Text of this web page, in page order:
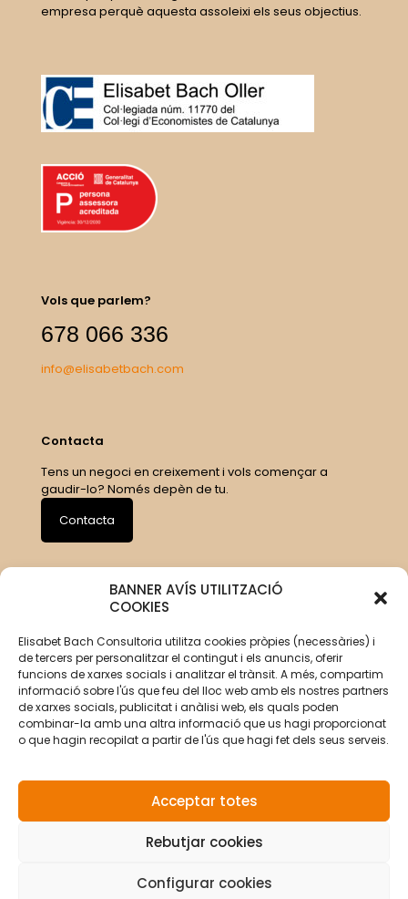
BANNER AVÍS UTILITZACIÓ
COOKIES
Elisabet Bach Consultoria utilitza cookies pròpies (necessàries) i
de tercers per personalitzar el contingut i els anuncis, oferir
funcions de xarxes socials i analitzar el trànsit. A més, compartim
informació sobre l'ús que feu del lloc web amb els nostres partners
de xarxes socials, publicitat i anàlisi web, els quals poden
combinar-la amb una altra informació que us hagi proporcionat
o que hagin recopilat a partir de l'ús que hagi fet dels seus serveis.
Acceptar totes
Rebutjar cookies
Configurar cookies
empresa perquè aquesta assoleixi els seus objectius.
Vols que parlem?
678 066 336
info@elisabetbach.com
Contacta
Tens un negoci en creixement i vols començar a
gaudir-lo? Només depèn de tu.
Contacta
Política de privacitat|Política de cookies